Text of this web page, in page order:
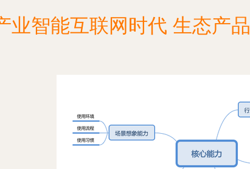
业智能互联网时代 生态产